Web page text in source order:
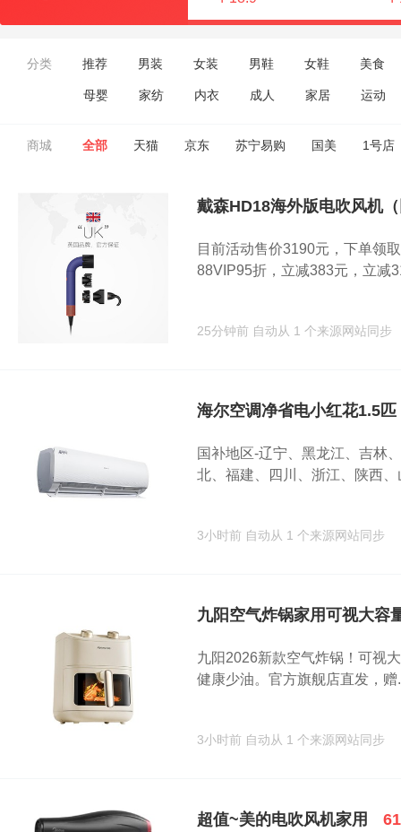
分类 推荐 男装 女装 男鞋 女鞋 美食
母婴 家纺 内衣 成人 家居 运动
商城 全部 天猫 京东 苏宁易购 国美 1号店
戴森HD18海外版电吹风机
目前活动售价3190元，下单领
88VIP95折，立减383元，立减
25分钟前 自动从 1 个来源网站同步
海尔空调净省电小红花1.5匹
国补地区-辽宁、黑龙江、吉林
北、福建、四川、浙江、陕西、
3小时前 自动从 1 个来源网站同步
九阳空气炸锅家用可视大容
九阳2026新款空气炸锅！可视
健康少油。官方旗舰店直发，赠
3小时前 自动从 1 个来源网站同步
超值~美的电吹风机家用